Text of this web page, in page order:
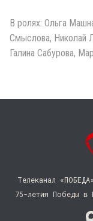
В ролях: Ольга
Смыслова, Николай
Галина Сабурова,
Телеканал
75-летия Победы в